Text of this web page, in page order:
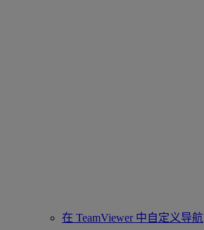
在 TeamViewer 中自定义导航